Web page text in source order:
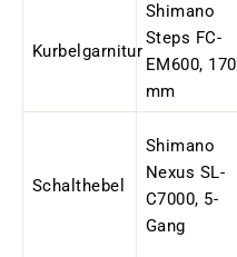
Kurbelgarnitur
Shimano
Steps FC-
EM600, 170
mm
Schalthebel
Shimano
Nexus SL-
C7000, 5-
Gang